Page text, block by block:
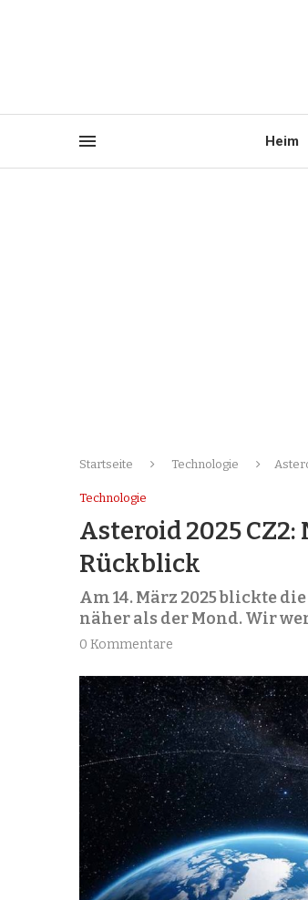
Heim
Startseite Technologie
Technologie
Asteroid 2025
Rückblick
Am 14. März 2025 blickte
näher als der Mond. Wir
0 Kommentare